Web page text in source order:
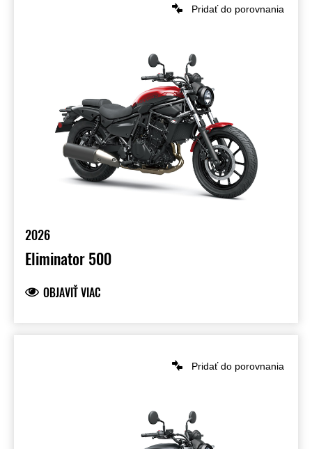
Pridať do porovnania
2026
Eliminator 500
OBJAVIŤ VIAC
Pridať do porovnania